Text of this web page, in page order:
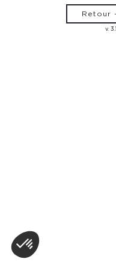
Retour
v.